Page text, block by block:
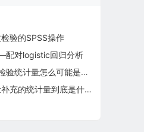
验的SPSS操作
配对logistic回归分析
统计量怎么可能是卡方
的统计量到底是什么呀